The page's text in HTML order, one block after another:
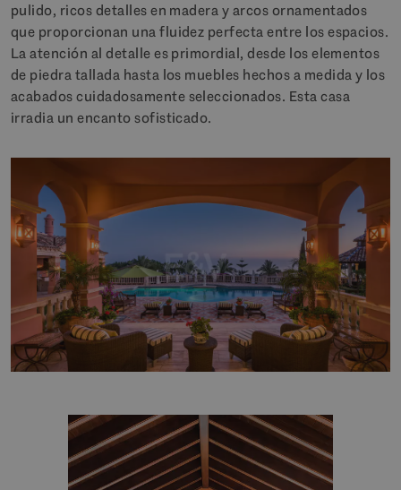
pulido, ricos detalles en madera y arcos ornamentados
que proporcionan una fluidez perfecta entre los espacios.
La atención al detalle es primordial, desde los elementos
de piedra tallada hasta los muebles hechos a medida y los
acabados cuidadosamente seleccionados. Esta casa
irradia un encanto sofisticado.